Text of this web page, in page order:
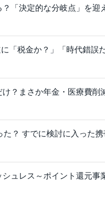
「決定的な分岐点」を迎
「税金か？」「時代錯誤
？まさか年金・医療費削
？ すでに検討に入った
ュレス～ポイント還元事